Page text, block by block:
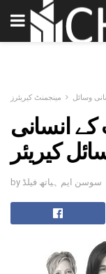
وسائل مینجمنٹ کیریئرز
انسانی
کیریئر
by سوسن ایم ہیاتھ فیلڈ